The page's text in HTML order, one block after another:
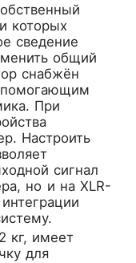
которых
сведение
общий
снабжён
помогающим
При
Настроить
сигнал
но и на XLR-
кг, имеет
для